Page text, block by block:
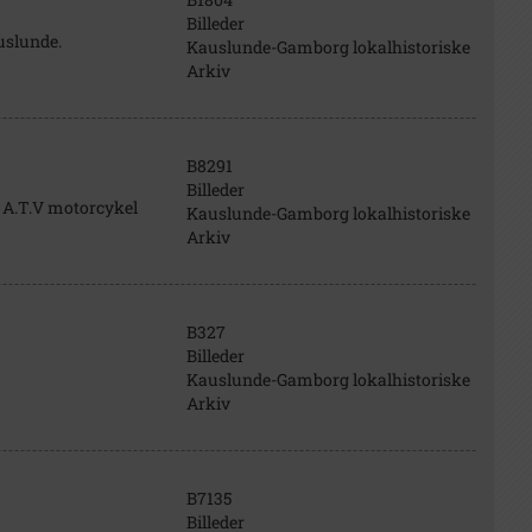
Billeder
Kauslunde-Gamborg lokalhistoriske
Arkiv
motorcykel
B8291
Billeder
Kauslunde-Gamborg lokalhistoriske
Arkiv
B327
Billeder
Kauslunde-Gamborg lokalhistoriske
Arkiv
B7135
Billeder